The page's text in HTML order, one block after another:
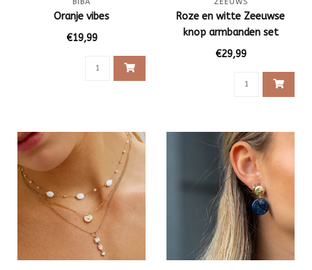
Oranje vibes
€19,99
Roze en witte Zeeuwse
knop armbanden set
€29,99